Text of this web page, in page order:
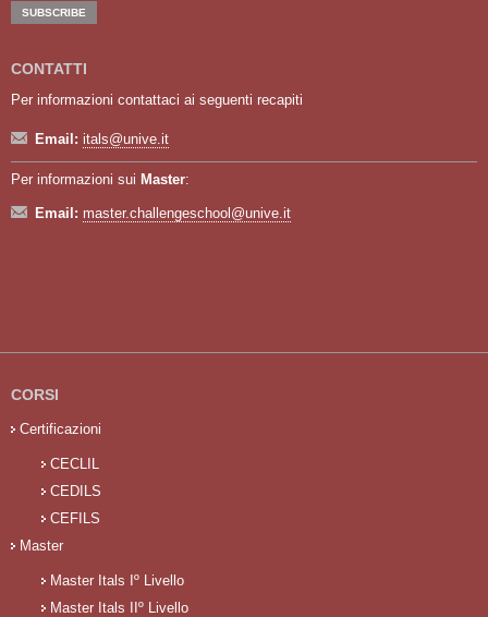
CONTATTI
Per informazioni contattaci ai seguenti recapiti
Email: itals@unive.it
Per informazioni sui Master:
Email: master.challengeschool@unive.it
CORSI
Certificazioni
CECLIL
CEDILS
CEFILS
Master
Master Itals Iº Livello
Master Itals IIº Livello